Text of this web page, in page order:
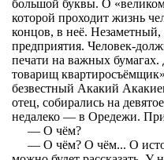
большой буквы. О «великом
которой проходит жизнь
концов, в неё.
предприятия. Человек-
печати на важных
товарищ
безвестный Акакий
отец, собирались на
недалеко — в Оредежи.
— О чём?
— О чём? О чём... О